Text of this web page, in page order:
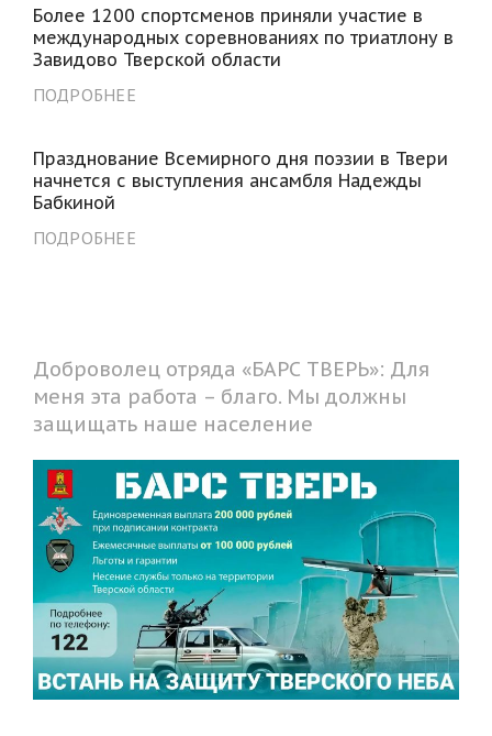
Более 1200 спортсменов приняли участие в
международных соревнованиях по триатлону в
Завидово Тверской области
ПОДРОБНЕЕ
Празднование Всемирного дня поэзии в Твери
начнется с выступления ансамбля Надежды
Бабкиной
ПОДРОБНЕЕ
Доброволец отряда «БАРС ТВЕРЬ»: Для
меня эта работа – благо. Мы должны
защищать наше население